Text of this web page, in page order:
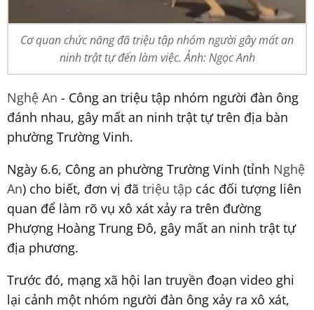
Cơ quan chức năng đã triệu tập nhóm người gây mất an
ninh trật tự đến làm việc. Ảnh: Ngọc Anh
Nghệ An - Công an triệu tập nhóm người đàn ông
đánh nhau, gây mất an ninh trật tự trên địa bàn
phường Trường Vinh.
Ngày 6.6, Công an phường Trường Vinh (tỉnh Nghệ
An) cho biết, đơn vị đã triệu tập các đối tượng liên
quan để làm rõ vụ xô xát xảy ra trên đường
Phượng Hoàng Trung Đô, gây mất an ninh trật tự
địa phương.
Trước đó, mạng xã hội lan truyền đoạn video ghi
lại cảnh một nhóm người đàn ông xảy ra xô xát,